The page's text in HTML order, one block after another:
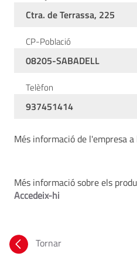
Ctra. de Terrassa, 225
CP-Població
08205-SABADELL
Telèfon
937451414
Més informació de l'empresa
Més informació sobre els
Accedeix-hi
Tornar